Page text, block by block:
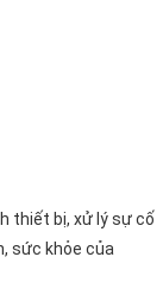
thiết bị, xử lý sự cố
sức khỏe của